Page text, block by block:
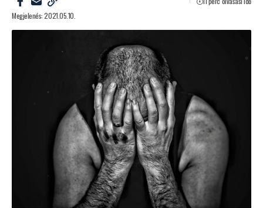
Megjelenés: 2021.05.10.